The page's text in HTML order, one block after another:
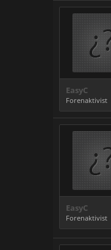
EasyC
Forenaktivist
EasyC
Forenaktivist